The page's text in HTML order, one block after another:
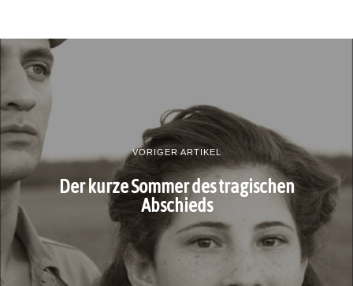
VORIGER ARTIKEL
Der kurze Sommer des tragischen
Abschieds